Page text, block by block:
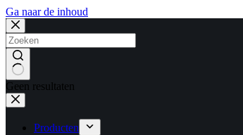
Ga naar de inhoud
Geen resultaten
Producten